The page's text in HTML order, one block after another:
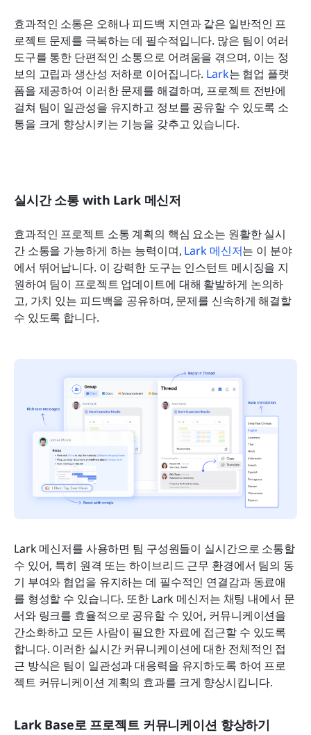
효과적인 소통은 오해나 피드백 지연과 같은 일반적인 프
로젝트 문제를 극복하는 데 필수적입니다. 많은 팀이 여러
도구를 통한 단편적인 소통으로 어려움을 겪으며, 이는 정
보의 고립과 생산성 저하로 이어집니다. Lark는 협업 플랫
폼을 제공하여 이러한 문제를 해결하며, 프로젝트 전반에
걸쳐 팀이 일관성을 유지하고 정보를 공유할 수 있도록 소
통을 크게 향상시키는 기능을 갖추고 있습니다.
실시간 소통 with Lark 메신저
효과적인 프로젝트 소통 계획의 핵심 요소는 원활한 실시
간 소통을 가능하게 하는 능력이며, Lark 메신저는 이 분야
에서 뛰어납니다. 이 강력한 도구는 인스턴트 메시징을 지
원하여 팀이 프로젝트 업데이트에 대해 활발하게 논의하
고, 가치 있는 피드백을 공유하며, 문제를 신속하게 해결할
수 있도록 합니다.
Lark 메신저를 사용하면 팀 구성원들이 실시간으로 소통할
수 있어, 특히 원격 또는 하이브리드 근무 환경에서 팀의 동
기 부여와 협업을 유지하는 데 필수적인 연결감과 동료애
를 형성할 수 있습니다. 또한 Lark 메신저는 채팅 내에서 문
서와 링크를 효율적으로 공유할 수 있어, 커뮤니케이션을
간소화하고 모든 사람이 필요한 자료에 접근할 수 있도록
합니다. 이러한 실시간 커뮤니케이션에 대한 전체적인 접
근 방식은 팀이 일관성과 대응력을 유지하도록 하여 프로
젝트 커뮤니케이션 계획의 효과를 크게 향상시킵니다.
Lark Base로 프로젝트 커뮤니케이션 향상하기